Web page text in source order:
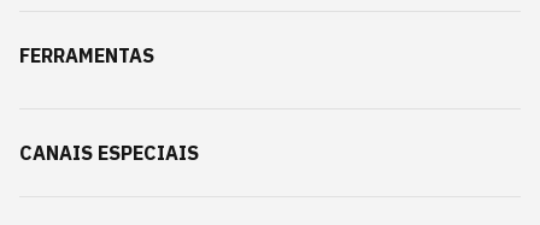
FERRAMENTAS
CANAIS ESPECIAIS